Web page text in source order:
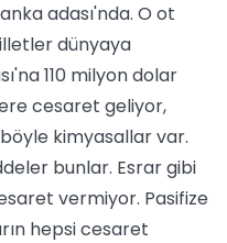
adası'nda. O ot
dünyaya
110 milyon dolar
cesaret geliyor,
kimyasallar var.
bunlar. Esrar gibi
vermiyor. Pasifize
hepsi cesaret